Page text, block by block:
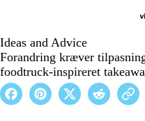
Ideas and Advice
Forandring kræver
foodtruck-inspireret